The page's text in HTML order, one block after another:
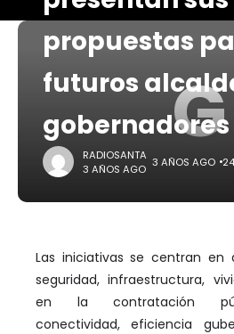
G
propuestas
futuros
gobernadores
RADIOSANTA
3 AÑOS AGO 3 AÑOS AGO
Las iniciativas se centran en
seguridad, infraestructura,
en la contratación
conectividad, eficiencia